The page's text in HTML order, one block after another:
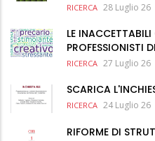
RICERCA 28 Luglio 26
LE
PROFESSIONISTI
RICERCA 27 Luglio 26
SCARICA
RICERCA 24 Luglio 26
RIFORME DI